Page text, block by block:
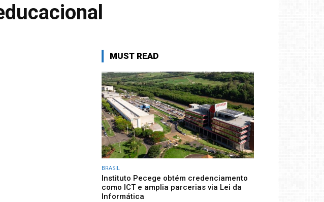
MUST READ
BRASIL
Instituto Pecege obtém credenciamento
como ICT e amplia parcerias via Lei da
Informática